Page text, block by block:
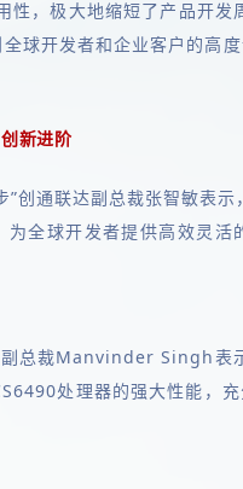
，极大地缩短了产品开发
球开发者和企业客户的高
新进阶
创通联达副总裁张智敏表
全球开发者提供高效灵
总裁Manvinder Singh表
处理器的强大性能，